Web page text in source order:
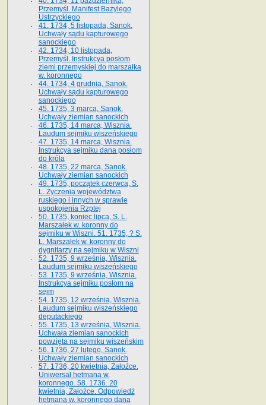
Przemyśl. Manifest Bazylego
Ustrzyckiego
41. 1734, 5 listopada, Sanok.
Uchwały sądu kapturowego
sanockiego
42. 1734, 10 listopada,
Przemyśl. Instrukcya posłom
ziemi przemyskiej do marszałka
w. koronnego
44. 1734, 4 grudnia, Sanok.
Uchwały sądu kapturowego
sanockiego
45. 1735, 3 marca, Sanok.
Uchwały ziemian sanockich
46. 1735, 14 marca, Wisznia.
Laudum sejmiku wiszeńskiego
47. 1735, 14 marca, Wisznia.
Instrukcya sejmiku dana posłom
do króla
48. 1735, 22 marca, Sanok.
Uchwały ziemian sanockich
49. 1735, początek czerwca, S.
L. Życzenia województwa
ruskiego i innych w sprawie
uspokojenia Rzptej
50. 1735, koniec lipca, S. L.
Marszałek w. koronny do
sejmiku w Wiszni. 51. 1735, ? S.
L. Marszałek w. koronny do
dygnitarzy na sejmiku w Wiszni
52. 1735, 9 września, Wisznia.
Laudum sejmiku wiszeńskiego
53. 1735, 9 września, Wisznia.
Instrukcya sejmiku posłom na
sejm
54. 1735, 12 września, Wisznia.
Laudum sejmiku wiszeńskiego
deputackiego
55. 1735, 13 września, Wisznia.
Uchwała ziemian sanockich
powzięta na sejmiku wiszeńskim
56. 1736, 27 lutego, Sanok.
Uchwały ziemian sanockich
57. 1736, 20 kwietnia, Załoźce.
Uniwersał hetmana w.
koronnego. 58. 1736. 20
kwietnia, Załoźce. Odpowiedź
hetmana w. koronnego dana